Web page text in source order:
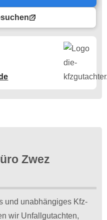
Zwez
und unabhängiges Kfz-
wir Unfallgutachten,